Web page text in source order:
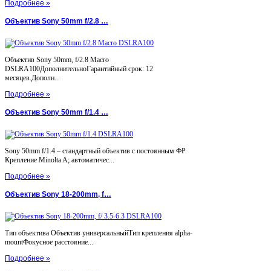
Подробнее »
Объектив Sony 50mm f/2.8 …
Объектив Sony 50mm, f/2.8 Macro
DSLRA100ДополнительноГарантийный срок: 12
месяцев.Дополн...
Подробнее »
Объектив Sony 50mm f/1.4 …
Sony 50mm f/1.4 – стандартный объектив с постоянным ФР.
Крепление Minolta A; автоматичес...
Подробнее »
Объектив Sony 18-200mm, f…
Тип объектива Объектив универсальныйТип крепления alpha-
mountФокусное расстояние...
Подробнее »